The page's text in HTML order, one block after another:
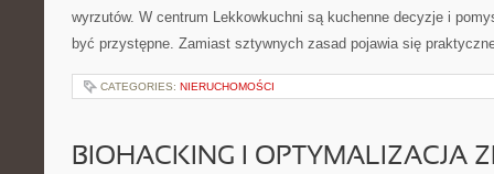
wyrzutów. W centrum Lekkowkuchni są kuchenne decyzje i
być przystępne. Zamiast sztywnych zasad pojawia się
CATEGORIES: NIERUCHOMOŚCI
BIOHACKING I OPTYMALIZACJA